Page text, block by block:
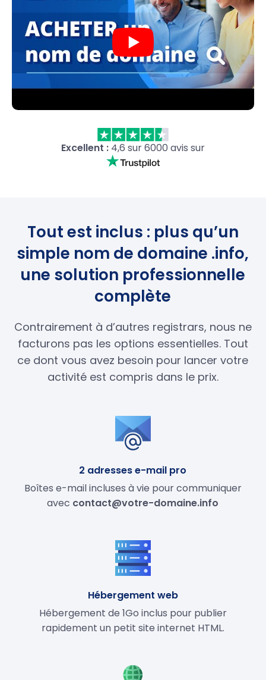
Excellent :4,6 sur 6000 avis sur
Tout est inclus : plus qu’un
simple nom de domaine .info,
une solution professionnelle
complète
Contrairement à d’autres registrars, nous ne
facturons pas les options essentielles. Tout
ce dont vous avez besoin pour lancer votre
activité est compris dans le prix.
2 adresses e-mail pro
Boîtes e-mail incluses à vie pour communiquer
avec contact@votre-domaine.info
Hébergement web
Hébergement de 1Go inclus pour publier
rapidement un petit site internet HTML.